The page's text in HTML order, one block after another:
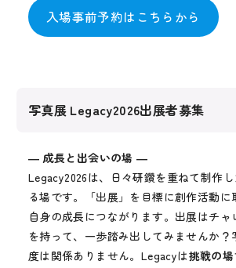
入場事前予約はこちらから
写真展 Legacy2026出展者募集
― 成長と出会いの場 ―
Legacy2026は、日々研鑽を重ねて制作
る場です。「出展」を目標に創作活動に
自身の成長につながります。出展はチ
を持って、一歩踏み出してみませんか？
度は関係ありません。Legacyは挑戦の場